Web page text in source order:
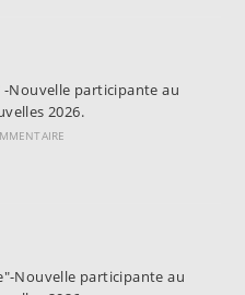
-Nouvelle participante au
2026.
Nouvelle participante au